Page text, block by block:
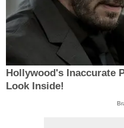
Hollywood's Inaccurate
Look Inside!